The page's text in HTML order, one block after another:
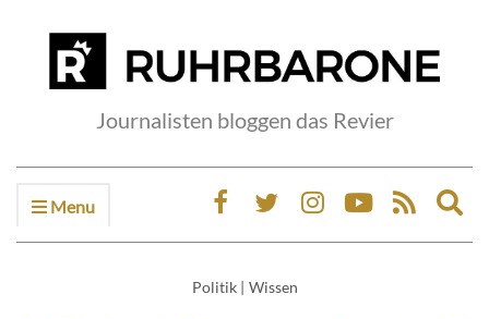
Journalisten bloggen das Revier
Menu
Politik | Wissen